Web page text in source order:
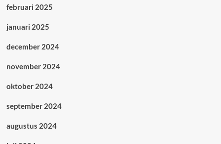
februari 2025
januari 2025
december 2024
november 2024
oktober 2024
september 2024
augustus 2024